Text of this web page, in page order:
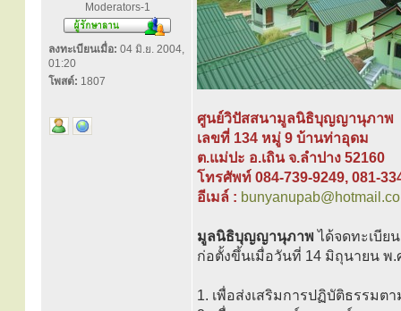
Moderators-1
ลงทะเบียนเมื่อ: 04 มิ.ย. 2004,
01:20
โพสต์: 1807
ศูนย์วิปัสสนามูลนิธิบุญญานุภาพ
เลขที่ 134 หมู่ 9 บ้านท่าอุดม
ต.แม่ปะ อ.เถิน จ.ลำปาง 52160
โทรศัพท์ 084-739-9249, 081-
อีเมล์ :
มูลนิธิบุญญานุภาพ ได้จดทะเบีย
ก่อตั้งขึ้นเมื่อวันที่ 14 มิถุนายน พ.
1. เพื่อส่งเสริมการปฏิบัติธรรม